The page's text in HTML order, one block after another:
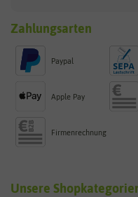
Zahlungsarten
Paypal
Apple Pay
Firmenrechnung
Unsere